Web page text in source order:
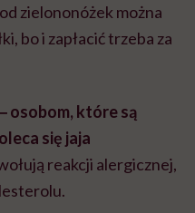
zielononóżek można
bo i zapłacić trzeba za
osobom, które są
się jaja
reakcji alergicznej,